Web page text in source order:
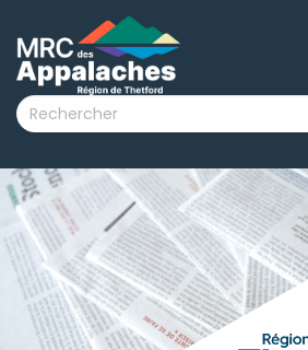
submenu (La MRC )
submenu (Citoyens )
submenu (Visiteurs )
submenu (Nouvelles )
submenu (Documentation )